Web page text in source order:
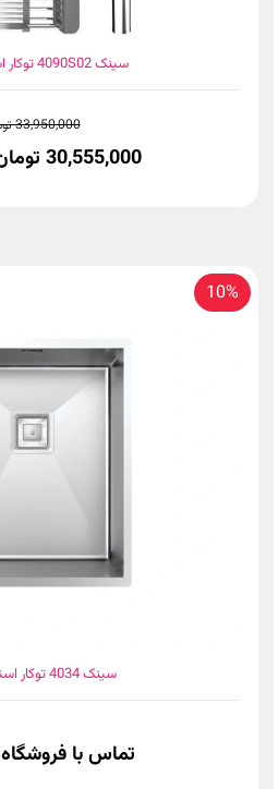
سینک 4090S02 توکار استیل میلان
33,950,000 تومان
30,555,000 تومان
10%
سینک 4034 توکار استیل میلان
تماس با فروشگاه